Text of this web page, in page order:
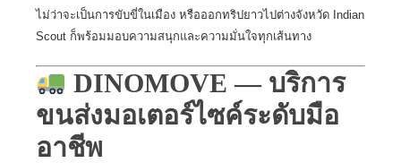
ไม่ว่าจะเป็นการขับขี่ในเมือง หรือออกทริปยาวไปต่างจังหวัด Indian
Scout ก็พร้อมมอบความสนุกและความมั่นใจทุกเส้นทาง
DINOMOVE — บริการ
ขนส่งมอเตอร์ไซค์ระดับมือ
อาชีพ